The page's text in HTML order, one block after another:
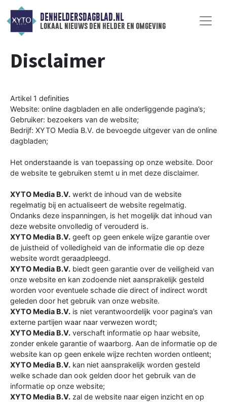
DENHELDERSDAGBLAD.NL
lokaal nieuws den helder en omgeving
Disclaimer
Artikel 1 definities
Website: online dagbladen en alle onderliggende pagina’s;
Gebruiker: bezoekers van de website;
Bedrijf: XYTO Media B.V. de bevoegde uitgever van de online
dagbladen;
Het onderstaande is van toepassing op onze website. Door
de website te gebruiken stemt u in met deze disclaimer.
XYTO Media B.V. werkt de inhoud van de website
regelmatig bij en actualiseert de website regelmatig.
Ondanks deze inspanningen, is het mogelijk dat inhoud van
deze website onvolledig of verouderd is.
XYTO Media B.V. geeft op geen enkele wijze garantie over
de juistheid of volledigheid van de informatie die op deze
website wordt geraadpleegd.
XYTO Media B.V. biedt geen garantie over de veiligheid van
onze website en kan zodoende niet aansprakelijk gesteld
worden voor eventuele schade die direct of indirect wordt
geleden door het gebruik van onze website.
XYTO Media B.V. is niet verantwoordelijk voor pagina’s van
externe partijen waar naar verwezen wordt;
XYTO Media B.V. verschaft informatie op haar website,
zonder enkele garantie of waarborg. Aan de informatie op de
website kan op geen enkele wijze rechten worden ontleent;
XYTO Media B.V. kan niet aansprakelijk worden gesteld
welke schade dan ook gelden door het gebruik van de
informatie op onze website;
XYTO Media B.V. zal de website naar eigen inzicht en op